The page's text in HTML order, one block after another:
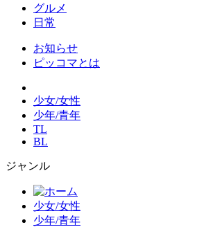
グルメ
日常
お知らせ
ピッコマとは
少女/女性
少年/青年
TL
BL
ジャンル
少女/女性
少年/青年